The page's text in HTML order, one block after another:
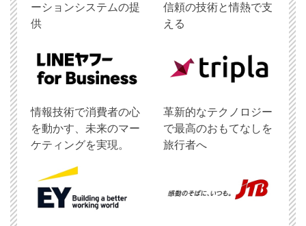
ーションシステムの提
供
信頼の技術と情熱で支
える
情報技術で消費者の心
を動かす、未来のマー
ケティングを実現。
革新的なテクノロジー
で最高のおもてなしを
旅行者へ